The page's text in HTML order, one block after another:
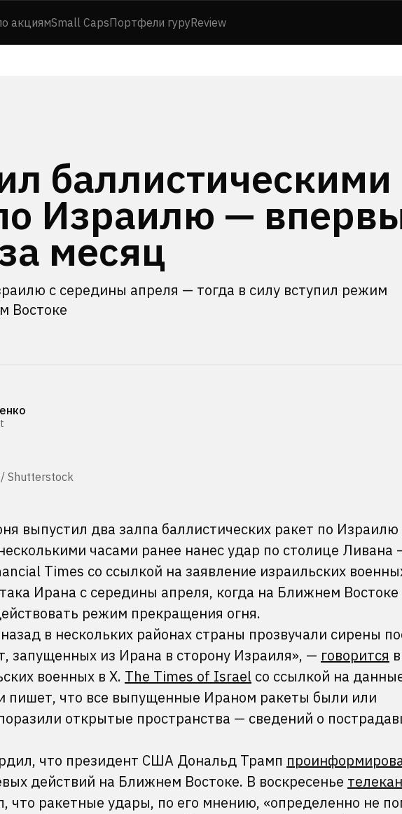
акциямSmall CapsПортфели гуруReview
баллистическими
Израилю —
месяц
с середины апреля — тогда в силу вступил режим
Востоке
Shutterstock
выпустил два залпа баллистических ракет по
часами ранее нанес удар по столице Ливана
Times со ссылкой на заявление израильских
Ирана с середины апреля, когда на Ближнем
режим прекращения огня.
в нескольких районах страны прозвучали сирены
запущенных из Ирана в сторону Израиля», — говорится в
военных в X. The Times of Israel со ссылкой на
пишет, что все выпущенные Ираном ракеты были или
открытые пространства — сведений о
что президент США Дональд Трамп
действий на Ближнем Востоке. В воскресенье
что ракетные удары, по его мнению, «определенно не